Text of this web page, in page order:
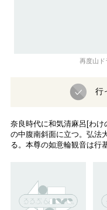
再度山ド
行
奈良時代に和気清麻呂[わ
の中腹南斜面に立つ。弘法
る。本尊の如意輪観音は行